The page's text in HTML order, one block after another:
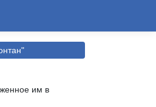
им в